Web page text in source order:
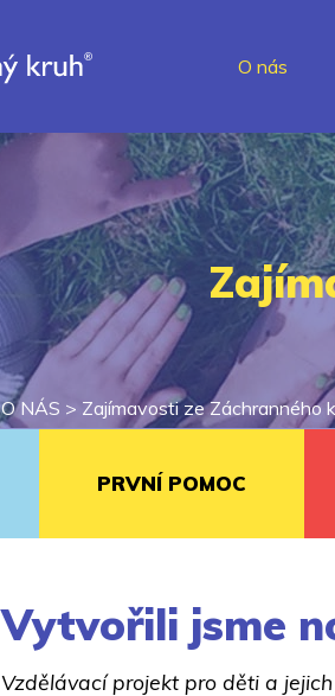
O nás
O NÁS > Zajímavosti ze Záchranného
PRVNÍ POMOC
Vytvořili jsme
Vzdělávací projekt pro děti a